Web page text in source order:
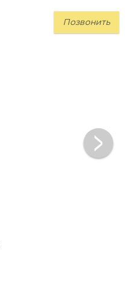
Позвонить